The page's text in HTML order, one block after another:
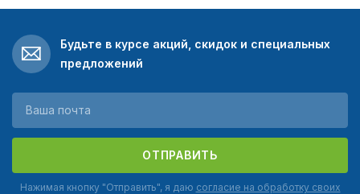
Будьте в курсе акций, скидок и специальных
предложений
ОТПРАВИТЬ
Нажимая кнопку "Отправить", я даю согласие на обработку своих